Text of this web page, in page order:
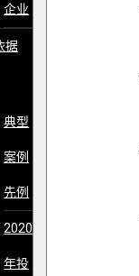
企业
据
典型
案例
先例
2020
年投